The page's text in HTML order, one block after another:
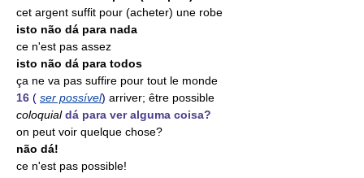
cet argent suffit pour (acheter) une robe
isto não dá para nada
ce n'est pas assez
isto não dá para todos
ça ne va pas suffire pour tout le monde
16 ( ser possível) arriver; être possible
coloquial dá para ver alguma coisa?
on peut voir quelque chose?
não dá!
ce n'est pas possible!